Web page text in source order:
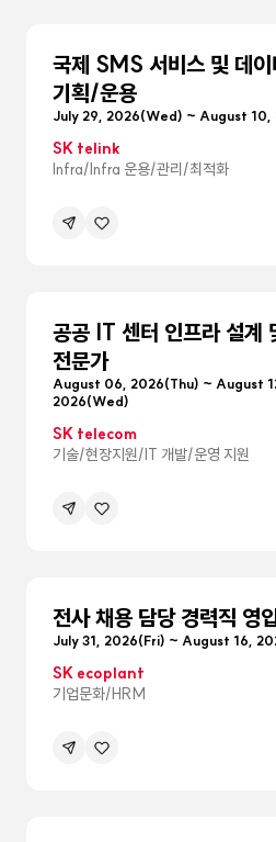
국제 SMS 서비스 및 데이
기획/운용
July 29, 2026(Wed) ~ August 10,
SK telink
Infra/Infra 운용/관리/최적화
공유하기관심공고등록
공공 IT 센터 인프라 설계
전문가
August 06, 2026(Thu) ~ August
2026(Wed)
SK telecom
기술/현장지원/IT 개발/운영 지원
공유하기관심공고등록
전사 채용 담당 경력직 영
July 31, 2026(Fri) ~ August 16,
SK ecoplant
기업문화/HRM
공유하기관심공고등록